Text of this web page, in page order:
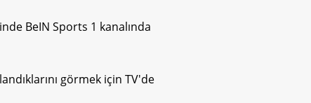
BeIN Sports 1 kanalında
görmek için TV'de